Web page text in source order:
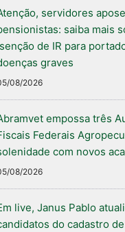
servidores
saiba mais
de IR para
graves
08/2026
empossa três
Federais
com novos
08/2026
live, Janus Pablo
do cadastro